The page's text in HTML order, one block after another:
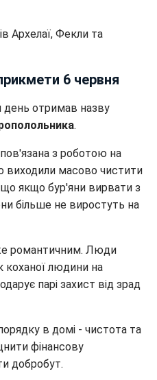
Архелаї, Фекли та
6 червня
день отримав назву
.
з роботою на
виходили масово чистити
що якщо бур'яни вирвати з
більше не виростуть на
романтичним. Люди
коханої людини на
парі захист від зрад
в домі - чистота та
фінансову
добробут.